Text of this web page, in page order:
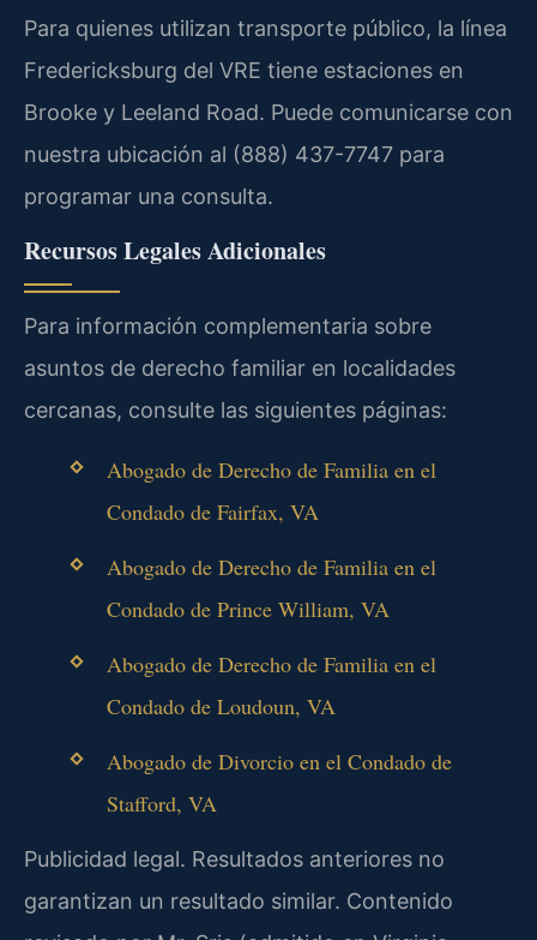
Para quienes utilizan transporte público, la línea
Fredericksburg del VRE tiene estaciones en
Brooke y Leeland Road. Puede comunicarse con
nuestra ubicación al (888) 437-7747 para
programar una consulta.
Recursos Legales Adicionales
Para información complementaria sobre
asuntos de derecho familiar en localidades
cercanas, consulte las siguientes páginas:
Abogado de Derecho de Familia en el
Condado de Fairfax, VA
Abogado de Derecho de Familia en el
Condado de Prince William, VA
Abogado de Derecho de Familia en el
Condado de Loudoun, VA
Abogado de Divorcio en el Condado de
Stafford, VA
Publicidad legal. Resultados anteriores no
garantizan un resultado similar. Contenido